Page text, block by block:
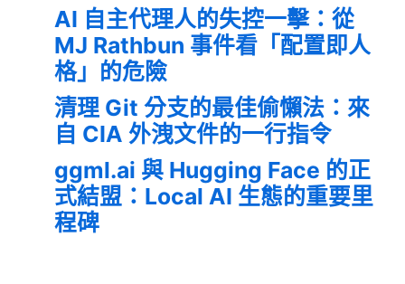
AI 自主代理人的失控一擊：從
MJ Rathbun 事件看「配置即人
格」的危險
清理 Git 分支的最佳偷懶法：來
自 CIA 外洩文件的一行指令
ggml.ai 與 Hugging Face 的正
式結盟：Local AI 生態的重要里
程碑